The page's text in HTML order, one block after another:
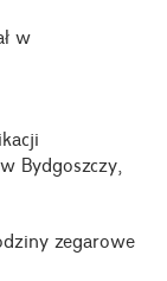
w
Bydgoszczy,
zegarowe